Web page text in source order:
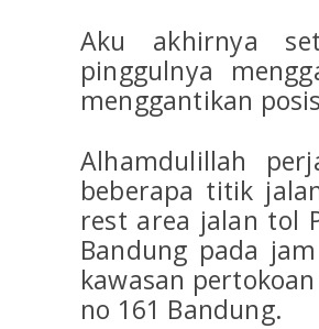
Aku akhirnya
pinggulnya
menggantikan
Alhamdulillah
beberapa titik
rest area jalan tol
Bandung pada
kawasan
no 161 Bandung.